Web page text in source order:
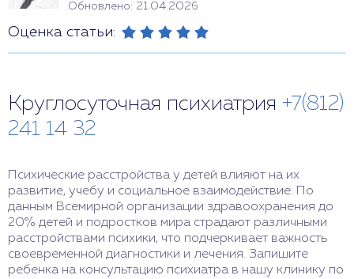
Обновлено: 21.04.2026
Оценка статьи:
Круглосуточная психиатрия +7(812)
241 14 32
Психические расстройства у детей влияют на их
развитие, учебу и социальное взаимодействие. По
данным Всемирной организации здравоохранения до
20% детей и подростков мира страдают различными
расстройствами психики, что подчеркивает важность
своевременной диагностики и лечения. Запишите
ребенка на консультацию психиатра в нашу клинику по